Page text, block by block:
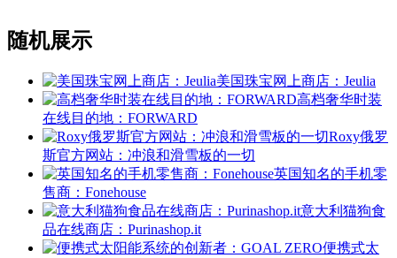
随机展示
美国珠宝网上商店：Jeulia
高档奢华时装
在线目的地：FORWARD
Roxy俄罗
斯官方网站：冲浪和滑雪板的一切
英国知名的手机零
售商：Fonehouse
意大利猫狗食
品在线商店：Purinashop.it
便携式太